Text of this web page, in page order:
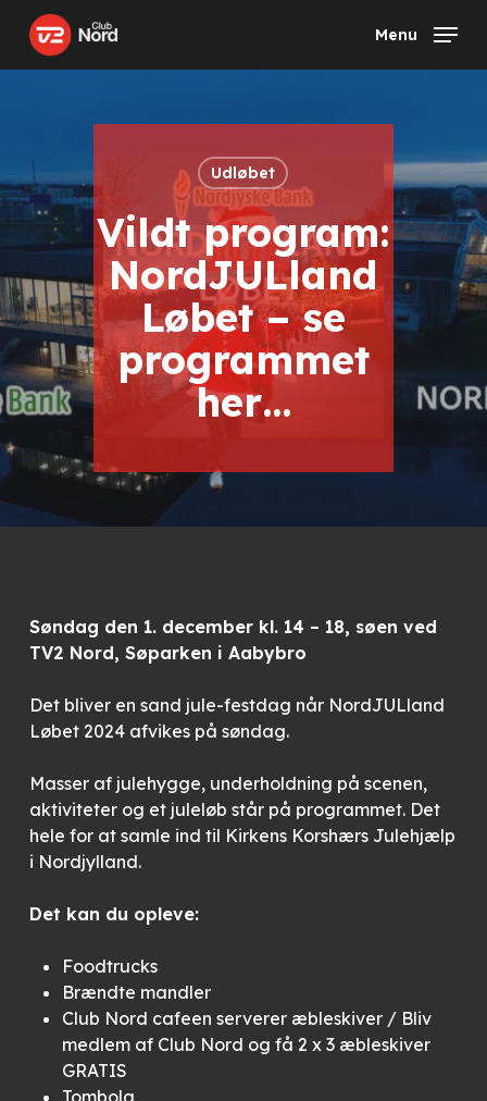
main
Menu
Udløbet
Vildt program:
NordJULland
Løbet – se
programmet
her…
Søndag den 1. december kl. 14 – 18, søen ved
TV2 Nord, Søparken i Aabybro
Det bliver en sand jule-festdag når NordJULland
Løbet 2024 afvikes på søndag.
Masser af julehygge, underholdning på scenen,
aktiviteter og et juleløb står på programmet. Det
hele for at samle ind til Kirkens Korshærs Julehjælp
i Nordjylland.
Det kan du opleve:
Foodtrucks
Brændte mandler
Club Nord cafeen serverer æbleskiver / Bliv
medlem af Club Nord og få 2 x 3 æbleskiver
GRATIS
Tombola